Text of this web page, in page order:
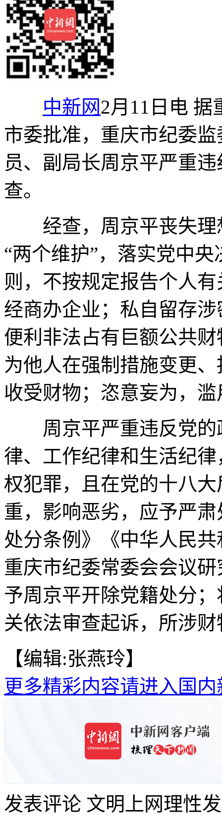
中新网2月11日电 据
市委批准，重庆市纪委
员、副局长周京平严重
查。
经查，周京平丧失理
“两个维护”，落实党中
则，不按规定报告个人
经商办企业；私自留存
便利非法占有巨额公共
为他人在强制措施变更
收受财物；恣意妄为，
周京平严重违反党的
律、工作纪律和生活纪
权犯罪，且在党的十八
重，影响恶劣，应予严
处分条例》《中华人民
重庆市纪委常委会会议
予周京平开除党籍处分
关依法审查起诉，所涉
【编辑:张燕玲】
更多精彩内容请进入国内
发表评论 文明上网理性